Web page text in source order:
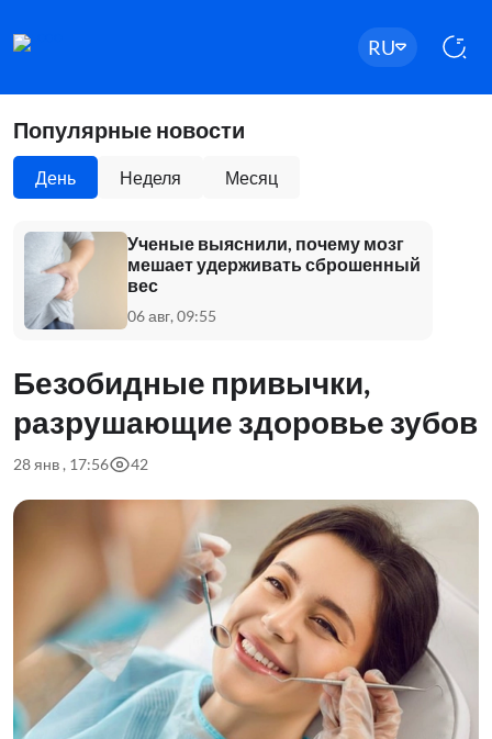
RU
Популярные новости
День Неделя Месяц
Ученые выяснили, почему мозг
мешает удерживать сброшенный
вес
06 авг, 09:55
Безобидные привычки,
разрушающие здоровье зубов
28 янв , 17:56 42